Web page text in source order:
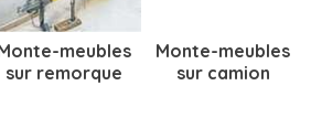
meubles
sur remorque
Monte-meubles
sur camion